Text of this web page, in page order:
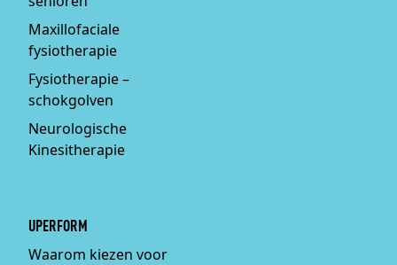
Maxillofaciale
fysiotherapie
Fysiotherapie –
schokgolven
Neurologische
Kinesitherapie
UPERFORM
Waarom kiezen voor